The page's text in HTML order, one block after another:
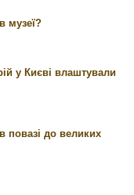
музеї?
у Києві влаштували
повазі до великих